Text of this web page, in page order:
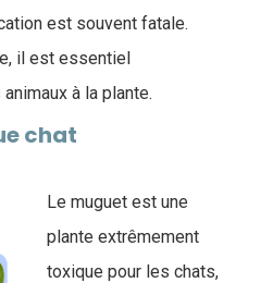
est souvent fatale.
il est essentiel
à la plante.
chat
Le muguet est une
plante extrêmement
toxique pour les chats,